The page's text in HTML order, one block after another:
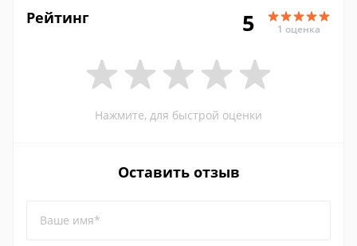
Рейтинг 5 1 оценка
Нажмите, для быстрой оценки
Оставить отзыв
Ваше имя*